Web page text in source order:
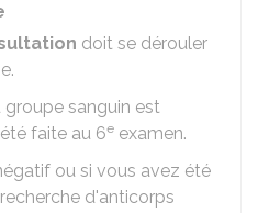
doit se dérouler
sanguin est
faite au 6e examen.
ou si vous avez été
d'anticorps